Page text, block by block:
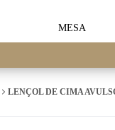
MESA
LENÇOL DE CIMA